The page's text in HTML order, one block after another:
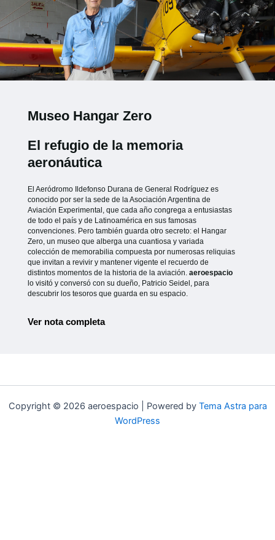
Museo Hangar Zero
El refugio de la memoria
aeronáutica
El Aeródromo Ildefonso Durana de General Rodríguez es
conocido por ser la sede de la Asociación Argentina de
Aviación Experimental, que cada año congrega a entusiastas
de todo el país y de Latinoamérica en sus famosas
convenciones. Pero también guarda otro secreto: el Hangar
Zero, un museo que alberga una cuantiosa y variada
colección de memorabilia compuesta por numerosas reliquias
que invitan a revivir y mantener vigente el recuerdo de
distintos momentos de la historia de la aviación. aeroespacio
lo visitó y conversó con su dueño, Patricio Seidel, para
descubrir los tesoros que guarda en su espacio.
Ver nota completa
Copyright © 2026 aeroespacio | Powered by Tema Astra para
WordPress